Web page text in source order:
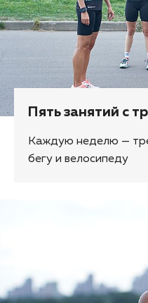
Пять занятий с
Каждую неделю —
бегу и велосипеду